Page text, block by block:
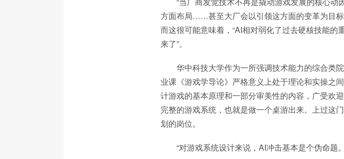
方面布局……甚至大厂会以引领这方面的变革为目标
而这很可能意味着，“AI相对弱化了过去硬核技能
来了”。
华中科技大学作为一所强调技术能力的综合类
业课《游戏学导论》严格意义上处于理论和实操之
计游戏的基本原理和一部分审美性的内容，广受欢
完整的游戏系统，也就是做一个桌游出来。上过这
划的岗位。
“对游戏系统设计来说，AI冲击基本是个伪命题